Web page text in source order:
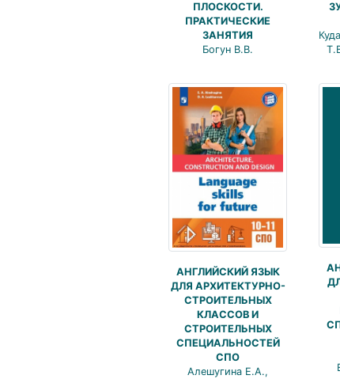
ПЛОСКОСТИ.
ПРАКТИЧЕСКИЕ
ЗАНЯТИЯ
Богун В.В.
АНГЛИЙСКИЙ ЯЗЫК
ДЛЯ АРХИТЕКТУРНО-
СТРОИТЕЛЬНЫХ
КЛАССОВ И
СТРОИТЕЛЬНЫХ
СПЕЦИАЛЬНОСТЕЙ
СПО
Алешугина Е.А.,